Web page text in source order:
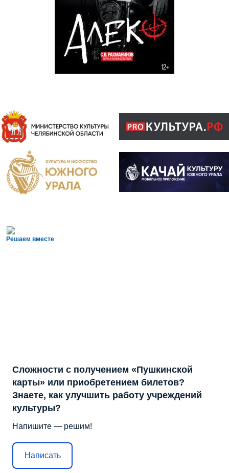
Решаем вместе
Сложности с получением «Пушкинской
карты» или приобретением билетов?
Знаете, как улучшить работу учреждений
культуры?
Напишите — решим!
Написать